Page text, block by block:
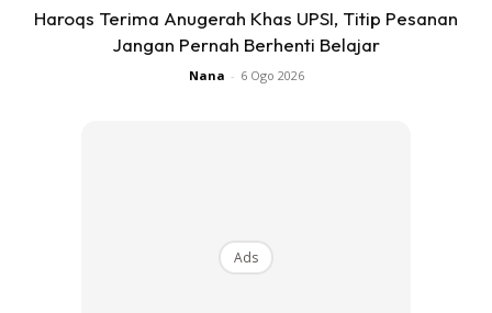
Limau kasturi belah 2
Kacang tanah (goreng/sangai dan ditumbuk manja je)
sehingga wangi dan pecah minyak.
Haroqs Terima Anugerah Khas UPSI, Titip Pesanan
Jangan Pernah Berhenti Belajar
Nana - 6 Ogo 2026
Ads